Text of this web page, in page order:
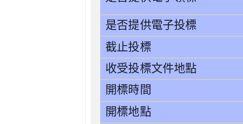
是否提供電子投標
截止投標
收受投標文件地點
開標時間
開標地點